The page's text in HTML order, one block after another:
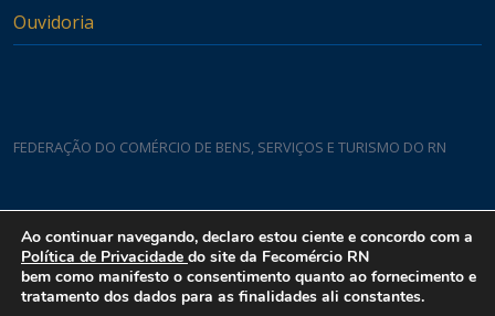
Ouvidoria
FEDERAÇÃO DO COMÉRCIO DE BENS, SERVIÇOS E TURISMO DO RN
Rua Padre João Damasceno, 1935 - Lagoa Nova CEP 59075-760
Ao continuar navegando, declaro estou ciente e concordo com a
Política de Privacidade do site da Fecomércio RN
bem como manifesto o consentimento quanto ao fornecimento e
tratamento dos dados para as finalidades ali constantes.